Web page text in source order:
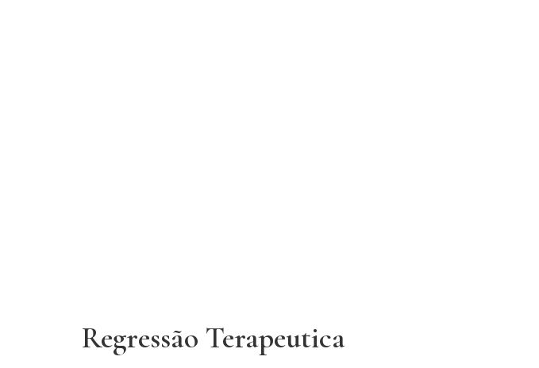
Regressão Terapeutica